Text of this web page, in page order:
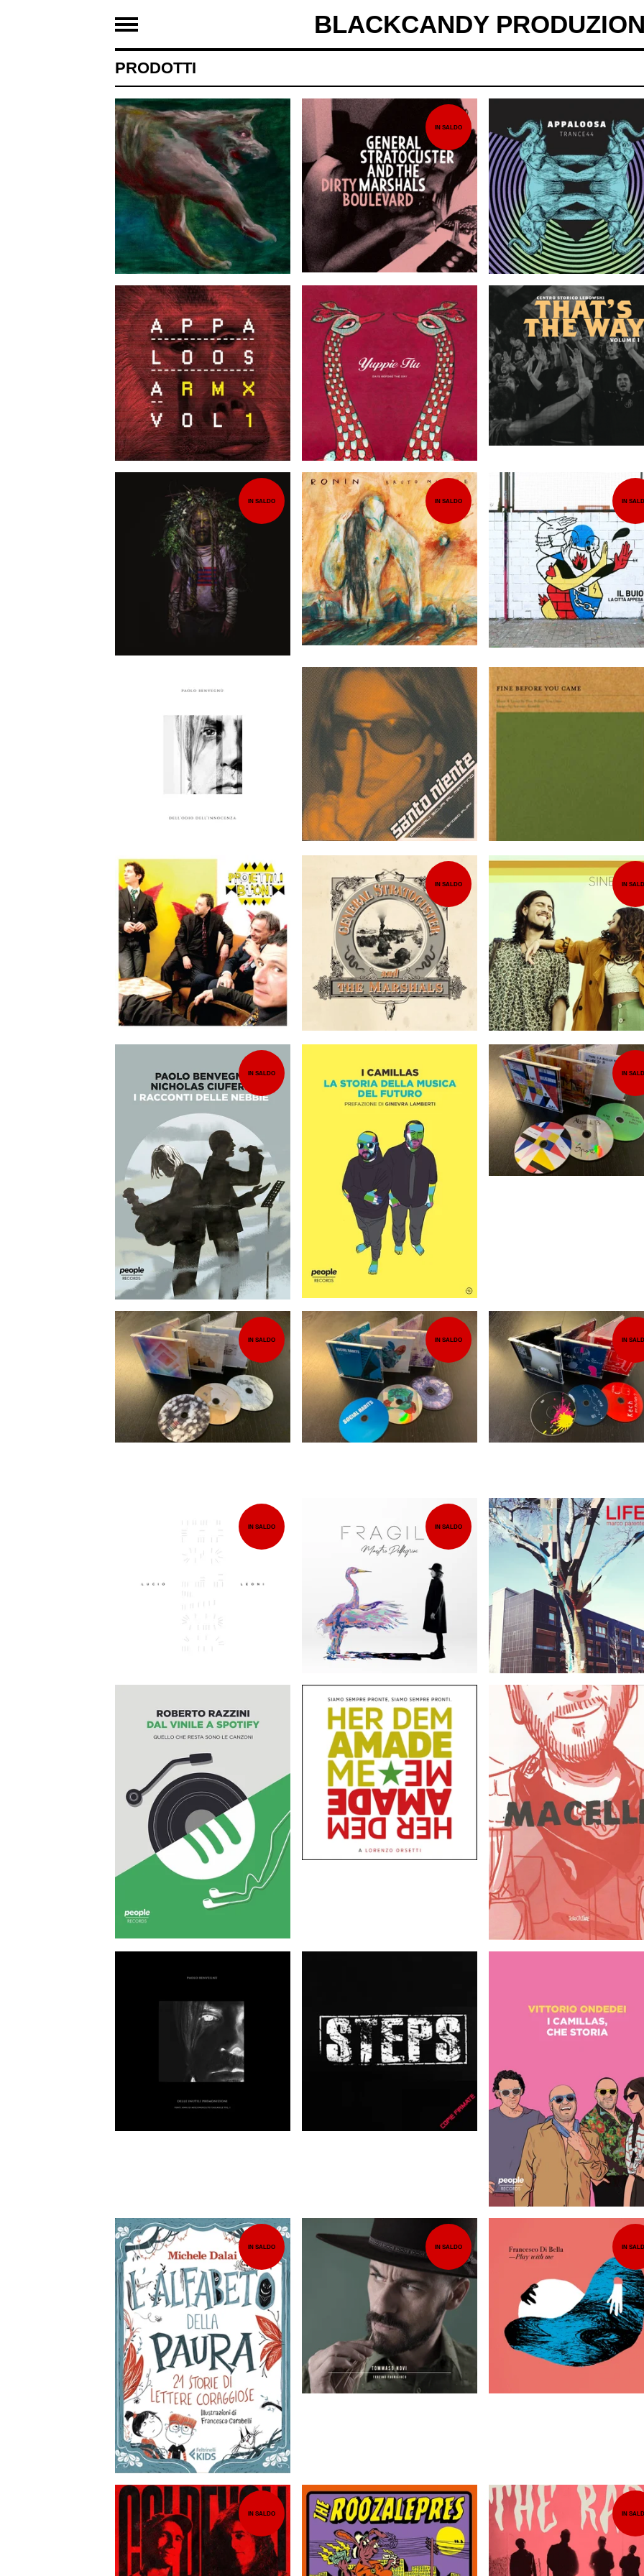
BLACKCANDY
PRODOTTI
10,00 EUR
IN SALDO
7,00EUR
EUR
10,00 10,00EUR
IN SALDO
EUR
IN SALDO
EUR
IN
EUR
EUR 10,00 EUR
EUR
IN SALDO
7,00EUR
IN
7,00EUR
IN SALDO IN
IN SALDO
15,00EUR
IN SALDO
12,00EUR
IN
10,00 EUR
IN SALDO IN SALDO
12,00EUR
15,00EUR
25,00
EUR
5,00EUR
14,00 EUR
IN SALDO
15,00EUR
IN SALDO
7,00 EUR
IN
5,00EUR
IN SALDO IN